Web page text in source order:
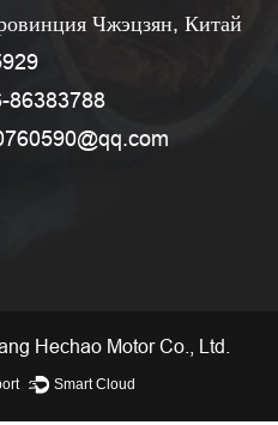
Чжэцзян, Китай
86383788
Hechao Motor Co., Ltd.
： Smart Cloud